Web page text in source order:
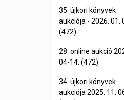
35. újkori könyvek
aukciója - 2026. 01.
(472)
28. online aukció
04-14. (472)
34. újkori könyvek
aukciója 2025. 11.